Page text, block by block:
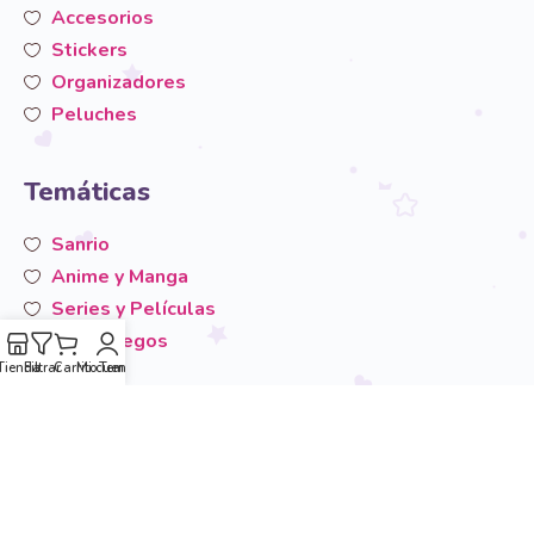
Accesorios
Stickers
Organizadores
Peluches
Temáticas
Sanrio
Anime y Manga
Series y Películas
Videojuegos
San-X
FiltrarCarritoMi cuenta
Temáticas